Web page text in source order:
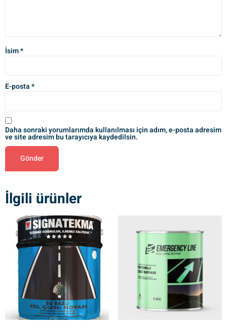
İsim*
E-posta*
Daha sonraki yorumlarımda kullanılması için adım, e-posta adresim
ve site adresim bu tarayıcıya kaydedilsin.
İlgili ürünler